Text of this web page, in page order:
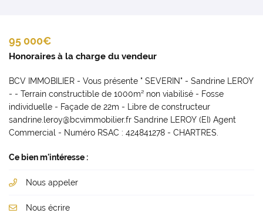
En cochant cette case, vous consentez à recevoir nos propositions commerciales à
utilisant le formulaire de désinscription.
INSCRIPTION
95 000€
Honoraires à la charge du vendeur
BCV IMMOBILIER - Vous présente " SEVERIN" - Sandrine LEROY
- - Terrain constructible de 1000m² non viabilisé - Fosse
individuelle - Façade de 22m - Libre de constructeur
sandrine.leroy@bcvimmobilier.fr Sandrine LEROY (EI) Agent
Commercial - Numéro RSAC : 424841278 - CHARTRES.
Ce bien m'intéresse :
Nous appeler
Nous écrire